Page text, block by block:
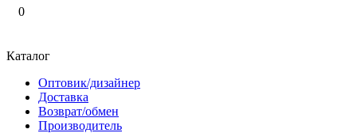
0
Каталог
Оптовик/дизайнер
Доставка
Возврат/обмен
Производитель